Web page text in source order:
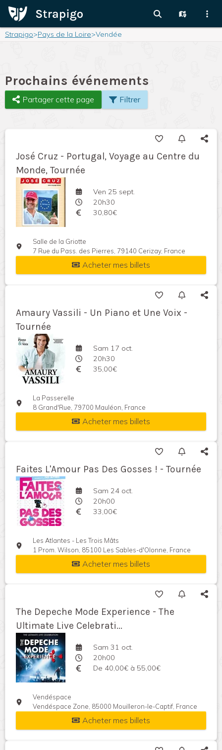
Strapigo>Pays de la Loire>Vendée
Prochains événements
Partager cette page Filtrer
José Cruz - Portugal, Voyage au Centre du
Monde, Tournée
Ven 25 sept.
20h30
30,80€
Salle de la Griotte
7 Rue du Pass. des Pierres, 79140 Cerizay, France
Acheter mes billets
Amaury Vassili - Un Piano et Une Voix -
Tournée
Sam 17 oct.
20h30
35,00€
La Passerelle
8 Grand'Rue, 79700 Mauléon, France
Acheter mes billets
Faites L'Amour Pas Des Gosses ! - Tournée
Sam 24 oct.
20h00
33,00€
Les Atlantes - Les Trois Mâts
1 Prom. Wilson, 85100 Les Sables-d'Olonne, France
Acheter mes billets
The Depeche Mode Experience - The
Ultimate Live Celebrati...
Sam 31 oct.
20h00
De 40,00€ à 55,00€
Vendéspace
Vendéspace Zone, 85000 Mouilleron-le-Captif, France
Acheter mes billets